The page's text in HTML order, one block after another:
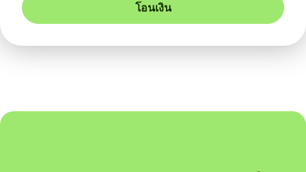
โอนเงิน